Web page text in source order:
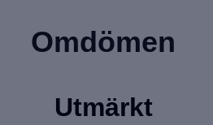
Omdömen
Utmärkt